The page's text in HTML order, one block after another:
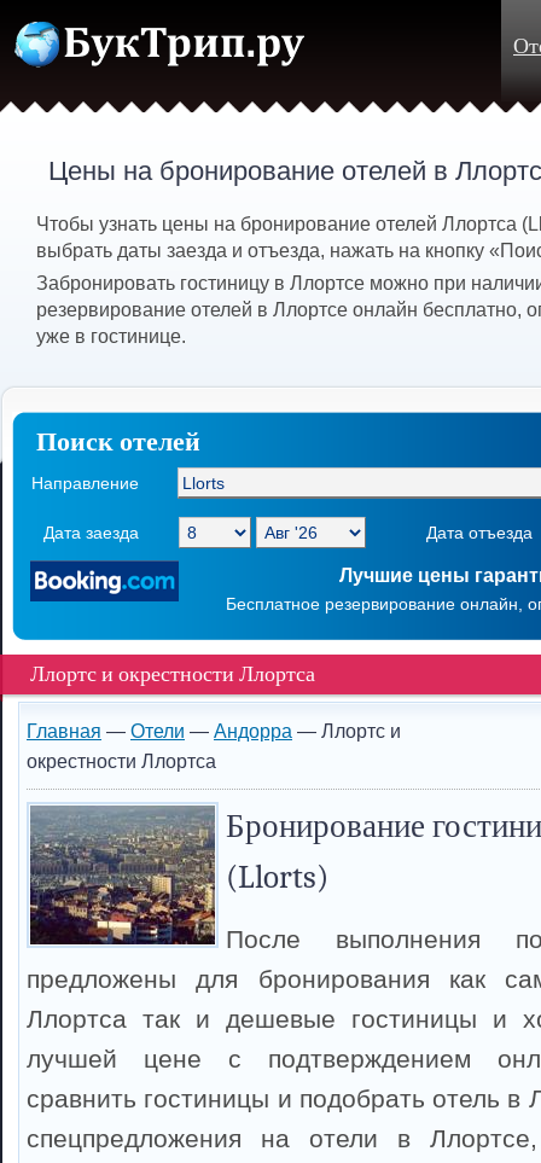
Цены на бронирование отелей в
Чтобы узнать цены на бронирование отелей Ллортса
выбрать даты заезда и отъезда, нажать на кнопку
Забронировать гостиницу в Ллортсе можно при
резервирование отелей в Ллортсе онлайн бесплатно,
уже в гостинице.
Поиск отелей
Направление
Дата заезда Дата отъезда
Лучшие цены
Бесплатное резервирование онлайн,
Ллортс и окрестности Ллортса
Главная — Отели — Андорра — Ллортс и
окрестности Ллортса
Бронирование
(Llorts)
После выполнения
предложены для бронирования как
Ллортса так и дешевые гостиницы и
лучшей цене с подтверждением
сравнить гостиницы и подобрать отель в
спецпредложения на отели в